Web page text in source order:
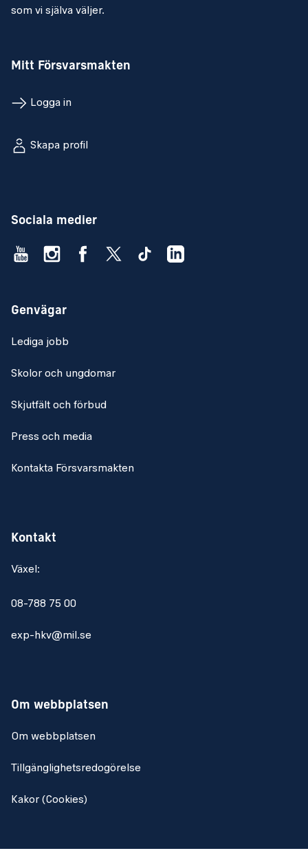
som vi själva väljer.
Mitt Försvarsmakten
Logga in
Skapa profil
Sociala medier
Genvägar
Lediga jobb
Skolor och ungdomar
Skjutfält och förbud
Press och media
Kontakta Försvarsmakten
Kontakt
Växel:
08-788 75 00
exp-hkv@mil.se
Om webbplatsen
Om webbplatsen
Tillgänglighetsredogörelse
Kakor (Cookies)